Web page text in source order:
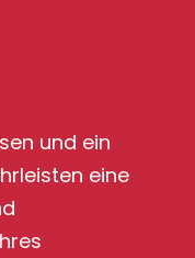
und ein
eine